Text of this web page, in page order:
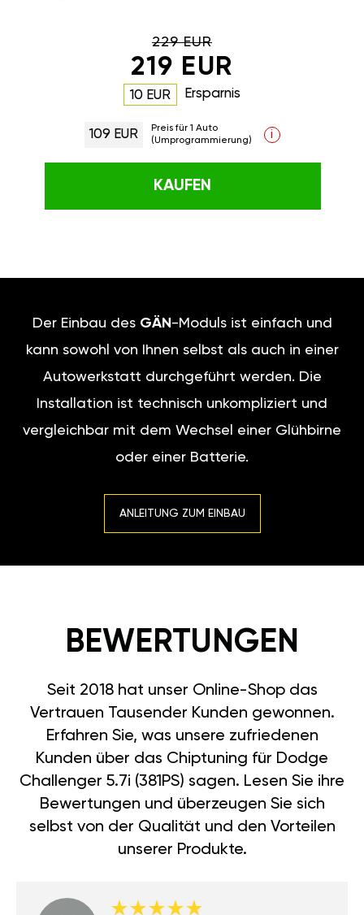
229 EUR
219 EUR
10 EUR Ersparnis
109 EUR
Preis für 1 Auto
(Umprogrammierung)
i
KAUFEN
Der Einbau des GÄN -Moduls ist einfach und
kann sowohl von Ihnen selbst als auch in einer
Autowerkstatt durchgeführt werden. Die
Installation ist technisch unkompliziert und
vergleichbar mit dem Wechsel einer Glühbirne
oder einer Batterie.
ANLEITUNG ZUM EINBAU
BEWERTUNGEN
Seit 2018 hat unser Online-Shop das
Vertrauen Tausender Kunden gewonnen.
Erfahren Sie, was unsere zufriedenen
Kunden über das Chiptuning für Dodge
Challenger 5.7i (381PS) sagen. Lesen Sie ihre
Bewertungen und überzeugen Sie sich
selbst von der Qualität und den Vorteilen
unserer Produkte.